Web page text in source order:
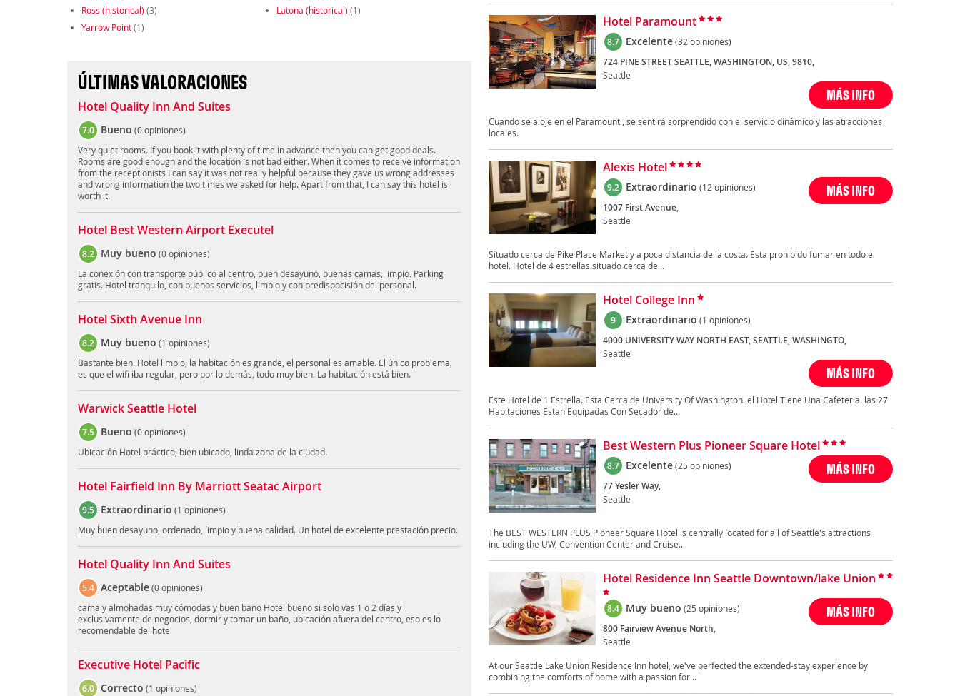
Ross (historical) (3) Latona (historical) (1)
Yarrow Point(1)
ÚLTIMAS VALORACIONES
Hotel Quality Inn And Suites
7.0 Bueno (0 opiniones)
Very quiet rooms. If you book it with plenty of time in advance then you can get good deals.
Rooms are good enough and the location is not bad either. When it comes to receive information
from the receptionists I can say it was not really helpful because they gave us wrong addresses
and wrong information the two times we asked for help. Apart from that, I can say this hotel is
worth it.
Hotel Best Western Airport Executel
8.2 Muy bueno (0 opiniones)
La conexión con transporte público al centro, buen desayuno, buenas camas, limpio. Parking
gratis. Hotel tranquilo, con buenos servicios, limpio y con predispocisión del personal.
Hotel Sixth Avenue Inn
8.2 Muy bueno (1 opiniones)
Bastante bien. Hotel limpio, la habitación es grande, el personal es amable. El único problema,
es que el wifi iba regular, pero por lo demás, todo muy bien. La habitación está bien.
Warwick Seattle Hotel
7.5 Bueno (0 opiniones)
Ubicación Hotel práctico, bien ubicado, linda zona de la ciudad.
Hotel Fairfield Inn By Marriott Seatac Airport
9.5 Extraordinario (1 opiniones)
Muy buen desayuno, ordenado, limpio y buena calidad. Un hotel de excelente prestación precio.
Hotel Quality Inn And Suites
5.4 Aceptable(0 opiniones)
cama y almohadas muy cómodas y buen baño Hotel bueno si solo vas 1 o 2 días y
exclusivamente de negocios, dormir y tomar un baño, ubicación afuera del centro, eso es lo
recomendable del hotel
Executive Hotel Pacific
6.0 Correcto (1 opiniones)
Hotel Paramount
8.7 Excelente(32 opiniones)
724 PINE STREET SEATTLE, WASHINGTON, US, 9810,
Seattle
MÁS INFO
Cuando se aloje en el Paramount , se sentirá sorprendido con el servicio dinámico y las atracciones
locales.
Alexis Hotel
9.2 Extraordinario (12 opiniones)
1007 First Avenue,
Seattle
MÁS INFO
Situado cerca de Pike Place Market y a poca distancia de la costa. Esta prohibido fumar en todo el
hotel. Hotel de 4 estrellas situado cerca de...
Hotel College Inn
9 Extraordinario (1 opiniones)
4000 UNIVERSITY WAY NORTH EAST, SEATTLE, WASHINGTO,
Seattle
MÁS INFO
Este Hotel de 1 Estrella. Esta Cerca de University Of Washington. el Hotel Tiene Una Cafeteria. las 27
Habitaciones Estan Equipadas Con Secador de...
Best Western Plus Pioneer Square Hotel
8.7 Excelente(25 opiniones)
77 Yesler Way,
Seattle
MÁS INFO
The BEST WESTERN PLUS Pioneer Square Hotel is centrally located for all of Seattle's attractions
including the UW, Convention Center and Cruise...
Hotel Residence Inn Seattle Downtown/lake Union
8.4 Muy bueno (25 opiniones)
800 Fairview Avenue North,
Seattle
MÁS INFO
At our Seattle Lake Union Residence Inn hotel, we've perfected the extended-stay experience by
combining the comforts of home with a passion for...